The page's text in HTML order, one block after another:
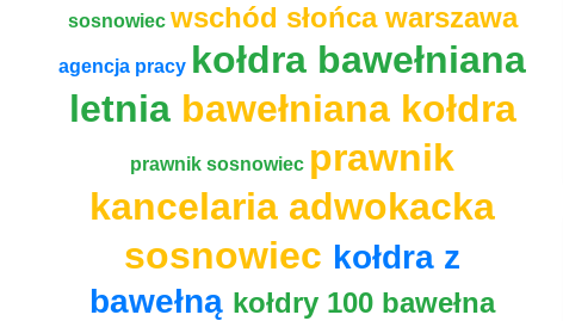
sosnowiec wschód słońca warszawa
agencja pracy kołdra bawełniana
letnia bawełniana kołdra
prawnik sosnowiec prawnik
kancelaria adwokacka
sosnowiec kołdra z
bawełną kołdry 100 bawełna